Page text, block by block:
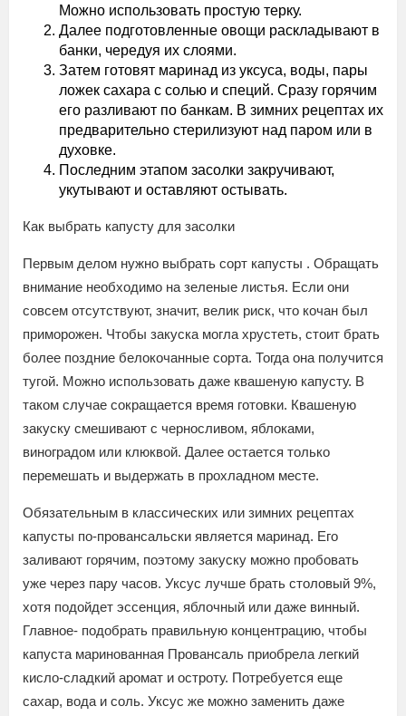
Можно использовать простую терку.
Далее подготовленные овощи раскладывают в
банки, чередуя их слоями.
Затем готовят маринад из уксуса, воды, пары
ложек сахара с солью и специй. Сразу горячим
его разливают по банкам. В зимних рецептах их
предварительно стерилизуют над паром или в
духовке.
Последним этапом засолки закручивают,
укутывают и оставляют остывать.
Как выбрать капусту для засолки
Первым делом нужно выбрать сорт капусты . Обращать
внимание необходимо на зеленые листья. Если они
совсем отсутствуют, значит, велик риск, что кочан был
приморожен. Чтобы закуска могла хрустеть, стоит брать
более поздние белокочанные сорта. Тогда она получится
тугой. Можно использовать даже квашеную капусту. В
таком случае сокращается время готовки. Квашеную
закуску смешивают с черносливом, яблоками,
виноградом или клюквой. Далее остается только
перемешать и выдержать в прохладном месте.
Обязательным в классических или зимних рецептах
капусты по-провансальски является маринад. Его
заливают горячим, поэтому закуску можно пробовать
уже через пару часов. Уксус лучше брать столовый 9%,
хотя подойдет эссенция, яблочный или даже винный.
Главное- подобрать правильную концентрацию, чтобы
капуста маринованная Провансаль приобрела легкий
кисло-сладкий аромат и остроту. Потребуется еще
сахар, вода и соль. Уксус же можно заменить даже